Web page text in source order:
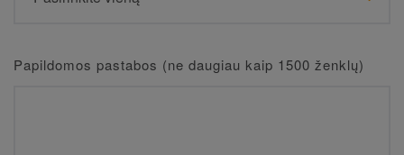
Papildomos pastabos (ne daugiau kaip 1500 ženklų)